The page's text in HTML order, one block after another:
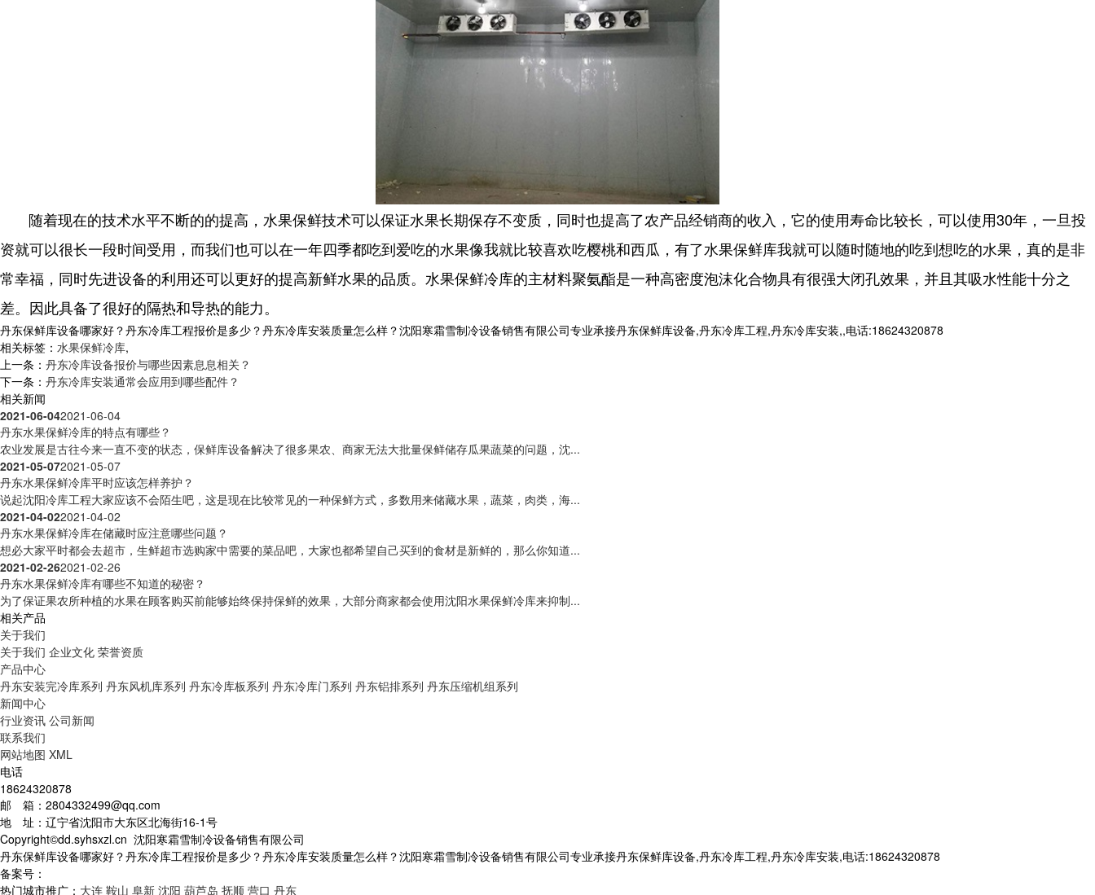
随着现在的技术水平不断的的提高，水果保鲜技术可以保证水果长期保存不变质，同时也提高了农产品经销商的收入，它的使用寿命比较长，可以使用30年，一旦投
资就可以很长一段时间受用，而我们也可以在一年四季都吃到爱吃的水果像我就比较喜欢吃樱桃和西瓜，有了水果保鲜库我就可以随时随地的吃到想吃的水果，真的是非
常幸福，同时先进设备的利用还可以更好的提高新鲜水果的品质。水果保鲜冷库的主材料聚氨酯是一种高密度泡沫化合物具有很强大闭孔效果，并且其吸水性能十分之
差。因此具备了很好的隔热和导热的能力。
丹东保鲜库设备哪家好？丹东冷库工程报价是多少？丹东冷库安装质量怎么样？沈阳寒霜雪制冷设备销售有限公司专业承接丹东保鲜库设备,丹东冷库工程,丹东冷库安装,,电话:18624320878
相关标签： 水果保鲜冷库,
上一条： 丹东冷库设备报价与哪些因素息息相关？
下一条： 丹东冷库安装通常会应用到哪些配件？
相关新闻
2021-06-042021-06-04
丹东水果保鲜冷库的特点有哪些？
农业发展是古往今来一直不变的状态，保鲜库设备解决了很多果农、商家无法大批量保鲜储存瓜果蔬菜的问题，沈...
2021-05-072021-05-07
丹东水果保鲜冷库平时应该怎样养护？
说起沈阳冷库工程大家应该不会陌生吧，这是现在比较常见的一种保鲜方式，多数用来储藏水果，蔬菜，肉类，海...
2021-04-022021-04-02
丹东水果保鲜冷库在储藏时应注意哪些问题？
想必大家平时都会去超市，生鲜超市选购家中需要的菜品吧，大家也都希望自己买到的食材是新鲜的，那么你知道...
2021-02-262021-02-26
丹东水果保鲜冷库有哪些不知道的秘密？
为了保证果农所种植的水果在顾客购买前能够始终保持保鲜的效果，大部分商家都会使用沈阳水果保鲜冷库来抑制...
相关产品
关于我们
关于我们 企业文化 荣誉资质
产品中心
丹东安装完冷库系列 丹东风机库系列 丹东冷库板系列 丹东冷库门系列 丹东铝排系列 丹东压缩机组系列
新闻中心
行业资讯 公司新闻
联系我们
网站地图 XML
电话
18624320878
邮 箱：2804332499@qq.com
地 址：辽宁省沈阳市大东区北海街16-1号
Copyright©dd.syhsxzl.cn 沈阳寒霜雪制冷设备销售有限公司
丹东保鲜库设备哪家好？丹东冷库工程报价是多少？丹东冷库安装质量怎么样？沈阳寒霜雪制冷设备销售有限公司专业承接丹东保鲜库设备,丹东冷库工程,丹东冷库安装,电话:18624320878
备案号：
热门城市推广： 大连 鞍山 阜新 沈阳 葫芦岛 抚顺 营口 丹东